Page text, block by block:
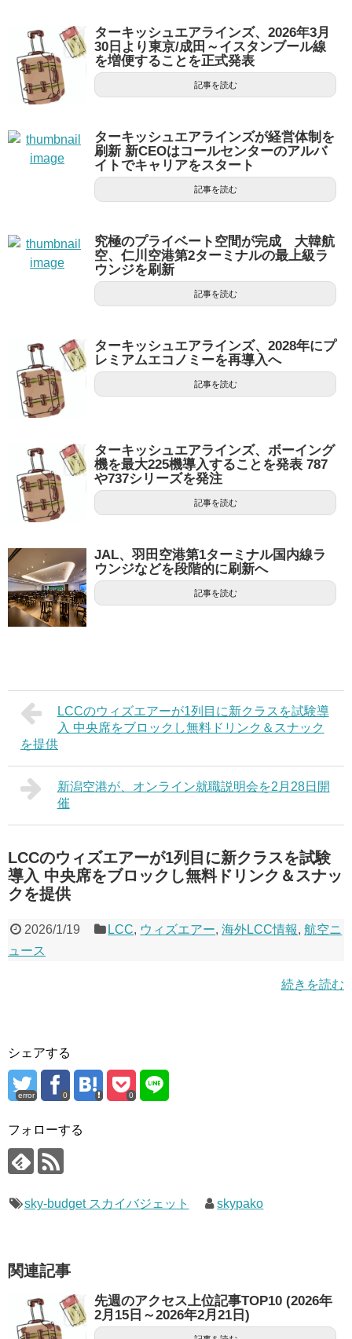
ターキッシュエアラインズ、2026年3月
30日より東京/成田～イスタンブール線
を増便することを正式発表
記事を読む
ターキッシュエアラインズが経営体制を
刷新 新CEOはコールセンターのアルバ
イトでキャリアをスタート
記事を読む
究極のプライベート空間が完成 大韓航
空、仁川空港第2ターミナルの最上級ラ
ウンジを刷新
記事を読む
ターキッシュエアラインズ、2028年にプ
レミアムエコノミーを再導入へ
記事を読む
ターキッシュエアラインズ、ボーイング
機を最大225機導入することを発表 787
や737シリーズを発注
記事を読む
JAL、羽田空港第1ターミナル国内線ラ
ウンジなどを段階的に刷新へ
記事を読む
LCCのウィズエアーが1列目に新クラスを試験導
入 中央席をブロックし無料ドリンク＆スナック
を提供
新潟空港が、オンライン就職説明会を2月28日開
催
LCCのウィズエアーが1列目に新クラスを試験
導入 中央席をブロックし無料ドリンク＆スナッ
クを提供
2026/1/19 LCC, ウィズエアー,海外LCC情報,航空ニ
ュース
続きを読む
シェアする
error 0 0
フォローする
sky-budget スカイバジェット skypako
関連記事
先週のアクセス上位記事TOP10 (2026年
2月15日～2026年2月21日)